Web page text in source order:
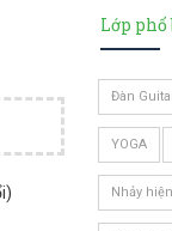
Lớp phổ
Đàn
YOGA
Nhảy